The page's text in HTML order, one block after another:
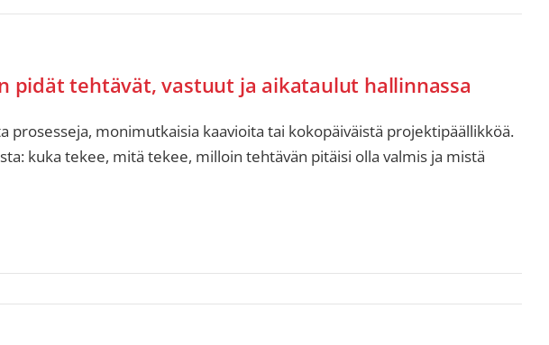
pidät tehtävät, vastuut ja aikataulut hallinnassa
monimutkaisia kaavioita tai kokopäiväistä projektipäällikköä.
kuka tekee, mitä tekee, milloin tehtävän pitäisi olla valmis ja mistä